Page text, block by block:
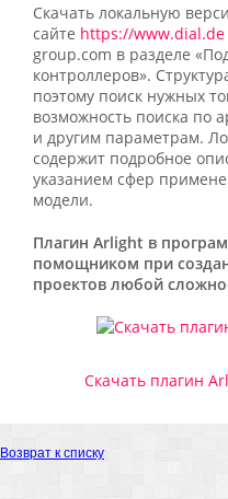
Скачать локальную
сайте https://www.dial.de
group.com в разделе
контроллеров».
поэтому поиск нужных
возможность поиска по
и другим параметрам.
содержит подробное
указанием сфер
модели.
Плагин Arlight в
помощником при
проектов любой
Скачать плагин
Возврат к списку